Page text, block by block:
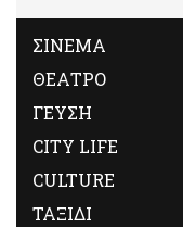
ΣΙΝΕΜΑ
ΘΕΑΤΡΟ
ΓΕΥΣΗ
CITY LIFE
CULTURE
ΤΑΞΙΔΙ